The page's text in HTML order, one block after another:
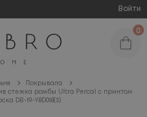
Войти
0
Покрывала
стежка ромбы Ultra Percal с принтом
DB-19-Y8D018(3)